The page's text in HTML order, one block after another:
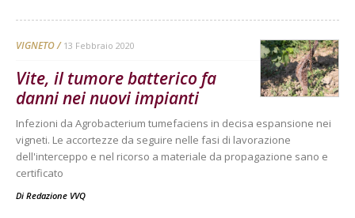
VIGNETO 13 Febbraio 2020
Vite, il tumore batterico fa
danni nei nuovi impianti
Infezioni da Agrobacterium tumefaciens in decisa espansione nei
vigneti. Le accortezze da seguire nelle fasi di lavorazione
dell'interceppo e nel ricorso a materiale da propagazione sano e
certificato
Di Redazione VVQ